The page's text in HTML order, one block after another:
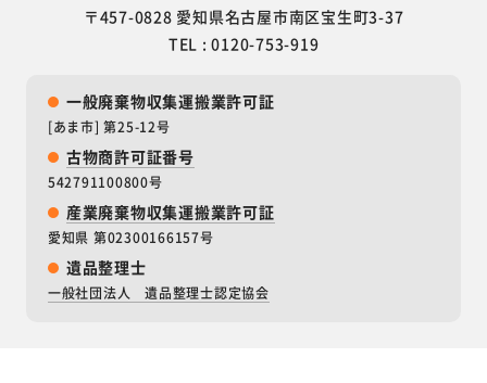
〒457-0828 愛知県名古屋市南区宝生町3-37
TEL : 0120-753-919
一般廃棄物収集運搬業許可証
[あま市] 第25-12号
古物商許可証番号
542791100800号
産業廃棄物収集運搬業許可証
愛知県 第02300166157号
遺品整理士
一般社団法人 遺品整理士認定協会